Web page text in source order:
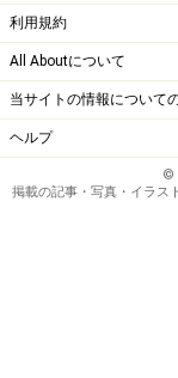
「我慢できなく
くれればよかっ
なかった。自分
が、そういう人
事を見つけてほ
は仕事から嫌な
利用規約
All Aboutについて
当サイトの情報について
ヘルプ
©
掲載の記事・写真・イラス